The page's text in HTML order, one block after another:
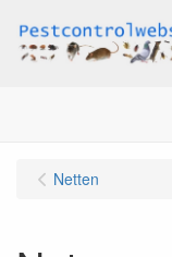
Netten